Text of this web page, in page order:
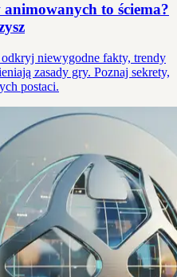
to ściema?
niewygodne fakty, trendy
zasady gry. Poznaj sekrety,
postaci.